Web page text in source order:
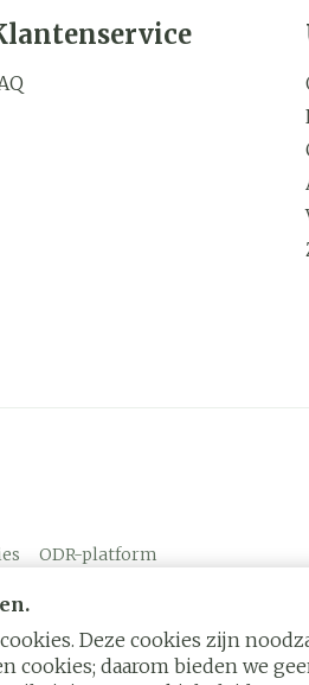
Deze cookies zijn
cookies; daarom bieden we
ODR-platform